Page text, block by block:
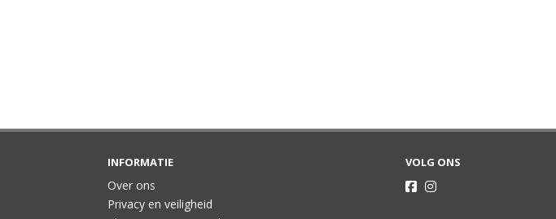
INFORMATIE
Over ons
Privacy en veiligheid
VOLG ONS